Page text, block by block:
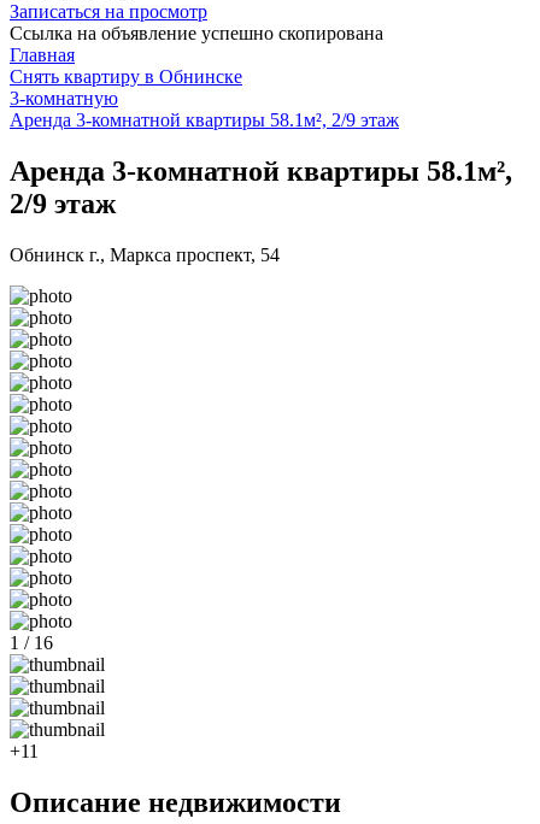
Записаться на просмотр
Ссылка на объявление успешно скопирована
Главная
Снять квартиру в Обнинске
3-комнатную
Аренда 3-комнатной квартиры 58.1м², 2/9 этаж
Аренда 3-комнатной квартиры 58.1м²,
2/9 этаж
Обнинск г., Маркса проспект, 54
1 / 16
+11
Описание недвижимости